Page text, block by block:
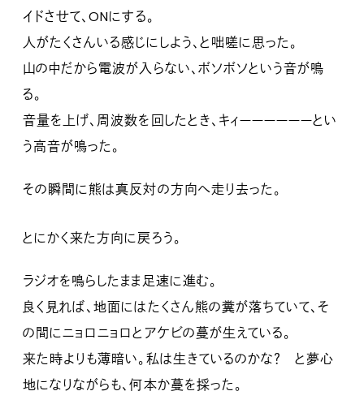
イドさせて、ONにする。
人がたくさんいる感じにしよう、と咄嗟に思った。
山の中だから電波が入らない、ボソボソという音が鳴
る。
音量を上げ、周波数を回したとき、キィーーーーーーとい
う高音が鳴った。
その瞬間に熊は真反対の方向へ走り去った。
とにかく来た方向に戻ろう。
ラジオを鳴らしたまま足速に進む。
良く見れば、地面にはたくさん熊の糞が落ちていて、そ
の間にニョロニョロとアケビの蔓が生えている。
来た時よりも薄暗い。私は生きているのかな？ と夢心
地になりながらも、何本か蔓を採った。